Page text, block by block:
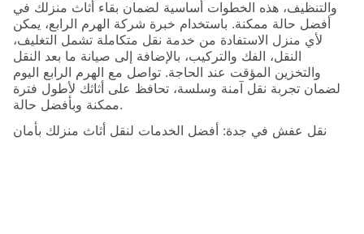
والتنظيف، هذه الخطوات أساسية لضمان بقاء أثاث منزلك في
أفضل حالة ممكنة. باستخدام خبرة شركة الهرم الرابع، يمكن
لأي منزل الاستفادة من خدمة نقل متكاملة تشمل التغليف،
النقل، الفك والتركيب، بالإضافة إلى صيانة ما بعد النقل
والتخزين المؤقت عند الحاجة. تواصل مع الهرم الرابع اليوم
لضمان تجربة نقل آمنة وسلسة، تحافظ على أثاثك لأطول فترة
ممكنة وبأفضل حالة.
نقل عفش في جدة: أفضل الخدمات لنقل أثاث منزلك بأمان